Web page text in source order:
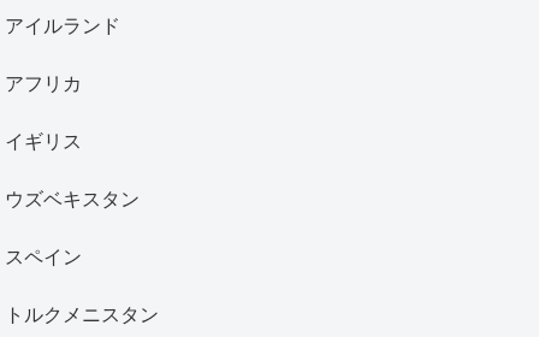
アイルランド
アフリカ
イギリス
ウズベキスタン
スペイン
トルクメニスタン